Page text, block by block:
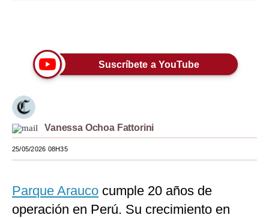
Moda
Estilos
Mundo
EEUU
México
Internacional
Suscríbete a YouTube
Vanessa Ochoa Fattorini
25/05/2026 08H35
Parque Arauco cumple 20 años de
operación en Perú. Su crecimiento en